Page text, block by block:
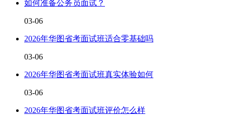
如何准备公务员面试？
03-06
2026年华图省考面试班适合零基础吗
03-06
2026年华图省考面试班真实体验如何
03-06
2026年华图省考面试班评价怎么样